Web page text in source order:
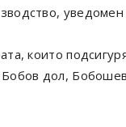
които
дол,